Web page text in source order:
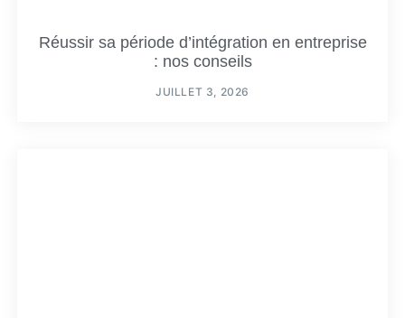
Réussir sa période d’intégration en entreprise
: nos conseils
JUILLET 3, 2026